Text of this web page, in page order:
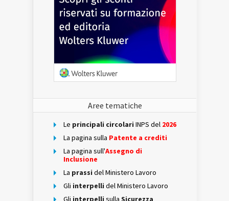
Aree tematiche
Le principali circolari INPS del 2026
La pagina sulla Patente a crediti
La pagina sull'Assegno di
Inclusione
La prassi del Ministero Lavoro
Gli interpelli del Ministero Lavoro
Gli interpelli sulla Sicurezza